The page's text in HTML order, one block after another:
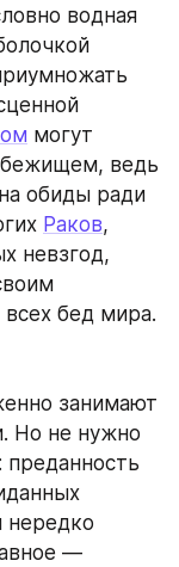
водная
могут
ведь
обиды ради
Раков,
невзгод,
бед мира.
занимают
Но не нужно
преданность
нередко
—